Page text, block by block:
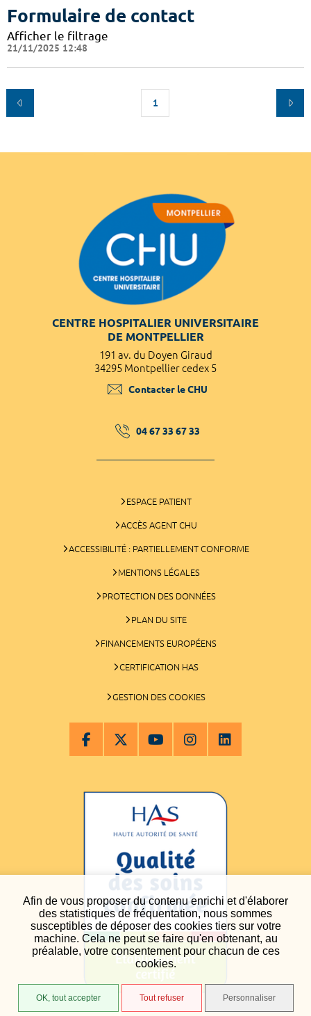
Afin de vous proposer du contenu enrichi et d'élaborer
des statistiques de fréquentation, nous sommes
susceptibles de déposer des cookies tiers sur votre
machine. Cela ne peut se faire qu'en obtenant, au
préalable, votre consentement pour chacun de ces
cookies.
OK, tout accepter Tout refuser Personnaliser
Formulaire de contact
Afficher le filtrage
21/11/2025 12:48
1
CENTRE HOSPITALIER UNIVERSITAIRE
DE MONTPELLIER
191 av. du Doyen Giraud
34295 Montpellier cedex 5
Contacter le CHU
04 67 33 67 33
ESPACE PATIENT
ACCÈS AGENT CHU
ACCESSIBILITÉ : PARTIELLEMENT CONFORME
MENTIONS LÉGALES
PROTECTION DES DONNÉES
PLAN DU SITE
FINANCEMENTS EUROPÉENS
CERTIFICATION HAS
GESTION DES COOKIES